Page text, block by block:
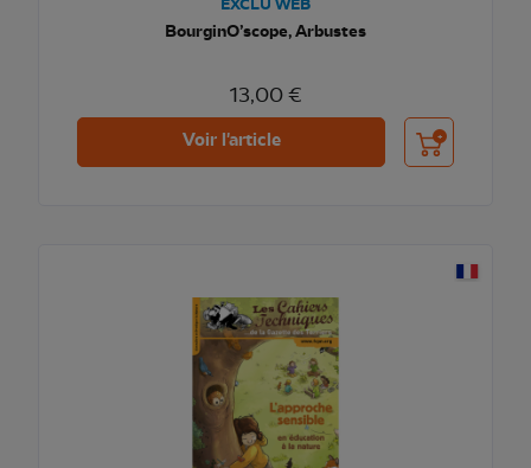
EXCLU WEB
BourginO’scope, Arbustes
13,00 €
Voir l'article Ajouter au